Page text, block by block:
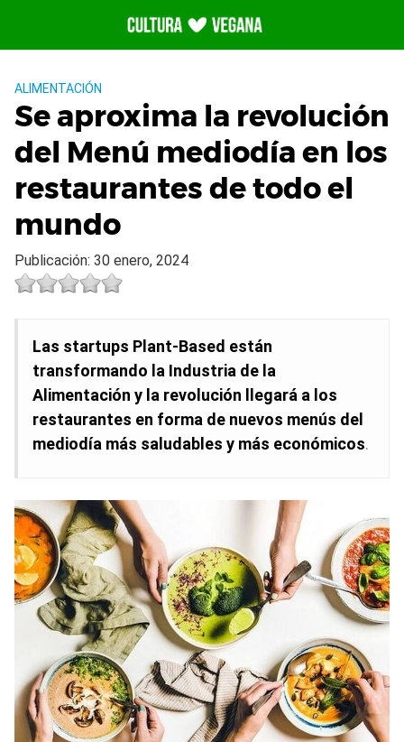
contenido
ALIMENTACIÓN
Se aproxima la revolución
del Menú mediodía en los
restaurantes de todo el
mundo
Publicación: 30 enero, 2024
Las startups Plant-Based están
transformando la Industria de la
Alimentación y la revolución llegará a los
restaurantes en forma de nuevos menús del
mediodía más saludables y más económicos.